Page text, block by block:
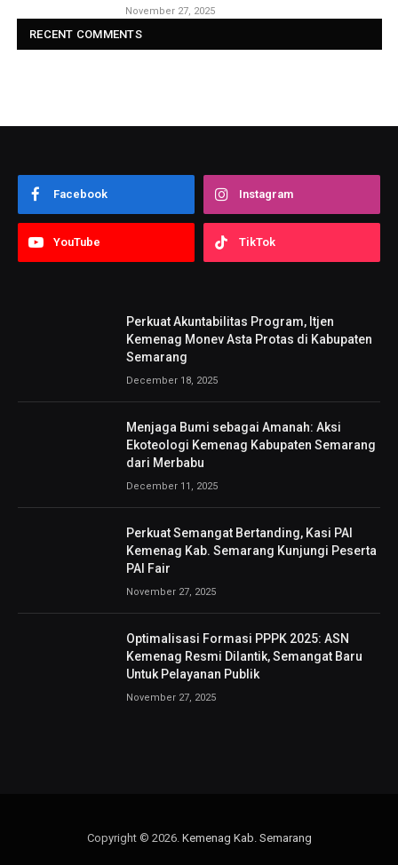
November 27, 2025
RECENT COMMENTS
Facebook Instagram
YouTube TikTok
Perkuat Akuntabilitas Program, Itjen
Kemenag Monev Asta Protas di Kabupaten
Semarang
December 18, 2025
Menjaga Bumi sebagai Amanah: Aksi
Ekoteologi Kemenag Kabupaten Semarang
dari Merbabu
December 11, 2025
Perkuat Semangat Bertanding, Kasi PAI
Kemenag Kab. Semarang Kunjungi Peserta
PAI Fair
November 27, 2025
Optimalisasi Formasi PPPK 2025: ASN
Kemenag Resmi Dilantik, Semangat Baru
Untuk Pelayanan Publik
November 27, 2025
Copyright © 2026. Kemenag Kab. Semarang